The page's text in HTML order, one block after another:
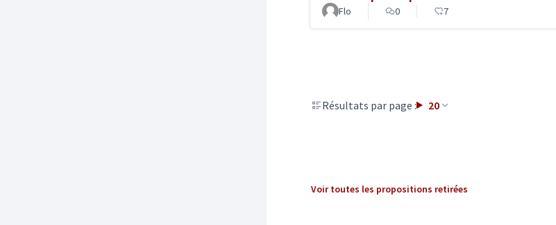
Flo 0 7
Résultats par page : 20
Voir toutes les propositions retirées